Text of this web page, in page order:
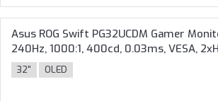
Asus ROG Swift PG32UCDM Gamer
240Hz, 1000:1, 400cd, 0.03ms, VESA,
32" OLED